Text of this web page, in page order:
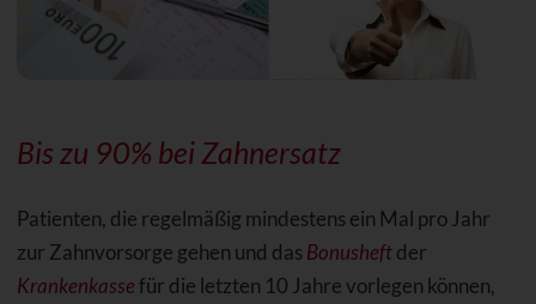
Bis zu 90% bei Zahnersatz
Patienten, die regelmäßig mindestens ein Mal pro Jahr
zur Zahnvorsorge gehen und dasBonusheftder
Krankenkassefür die letzten 10 Jahre vorlegen können,